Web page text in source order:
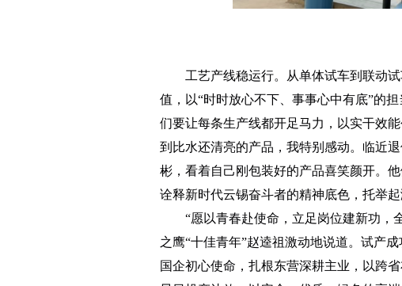
工艺产线稳运行。从单体试车到联动
值，以“时时放心不下、事事心中有底”的
们要让每条生产线都开足马力，以实干效
到比水还清亮的产品，我特别感动。临近
彬，看着自己刚包装好的产品喜笑颜开。
诠释新时代云锡奋斗者的精神底色，托举起
“愿以青春赴使命，立足岗位建新功，
之鹰“十佳青年”赵逵祖激动地说道。试产
国企初心使命，扎根东营深耕主业，以跨